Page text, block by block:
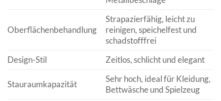
Oberflächenbehandlung
Strapazierfähig, leicht zu
reinigen, speichelfest und
schadstofffrei
Design-Stil
Zeitlos, schlicht und elegant
Stauraumkapazität
Sehr hoch, ideal für Kleidung,
Bettwäsche und Spielzeug